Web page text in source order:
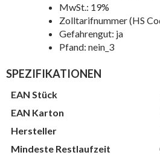
MwSt.: 19%
Zolltarifnummer (HS
Gefahrengut: ja
Pfand: nein_3
SPEZIFIKATIONEN
EAN Stück
EAN Karton
Hersteller
Mindeste Restlaufzeit